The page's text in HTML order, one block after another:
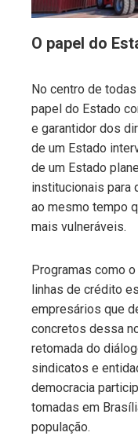
O papel do
No centro de
papel do Estado
e garantidor dos
de um Estado
de um Estado
institucionais para
ao mesmo tempo
mais vulneráveis.
Programas como
linhas de crédito
empresários que
concretos dessa
retomada do
sindicatos e
democracia
tomadas em
população.